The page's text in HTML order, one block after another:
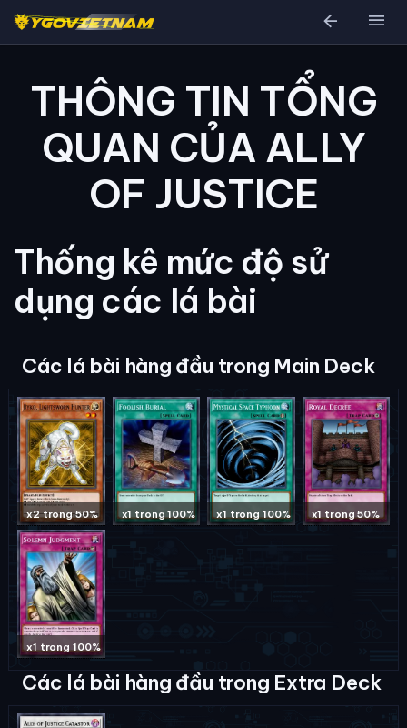
arrow_back menu
THÔNG TIN TỔNG
QUAN CỦA ALLY
OF JUSTICE
Thống kê mức độ sử
dụng các lá bài
Các lá bài hàng đầu trong Main Deck
x2 trong 50% x1 trong 100% x1 trong 100% x1 trong 50%
x1 trong 100%
Các lá bài hàng đầu trong Extra Deck